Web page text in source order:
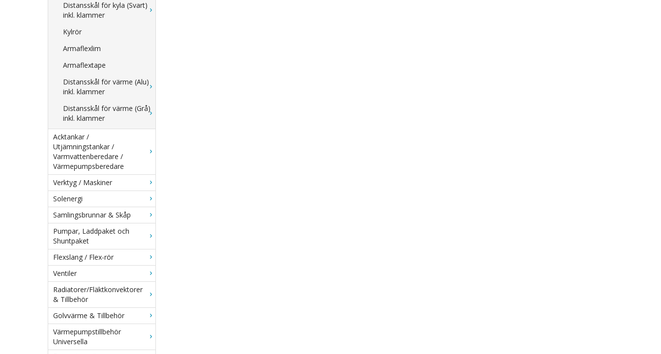
Distansskål för kyla (Svart)
inkl. klammer
Kylrör
Armaflexlim
Armaflextape
Distansskål för värme (Alu)
inkl. klammer
Distansskål för värme (Grå)
inkl. klammer
Acktankar /
Utjämningstankar /
Varmvattenberedare /
Värmepumpsberedare
Verktyg / Maskiner
Solenergi
Samlingsbrunnar & Skåp
Pumpar, Laddpaket och
Shuntpaket
Flexslang / Flex-rör
Ventiler
Radiatorer/Fläktkonvektorer
& Tillbehör
Golvvärme & Tillbehör
Värmepumpstillbehör
Universella